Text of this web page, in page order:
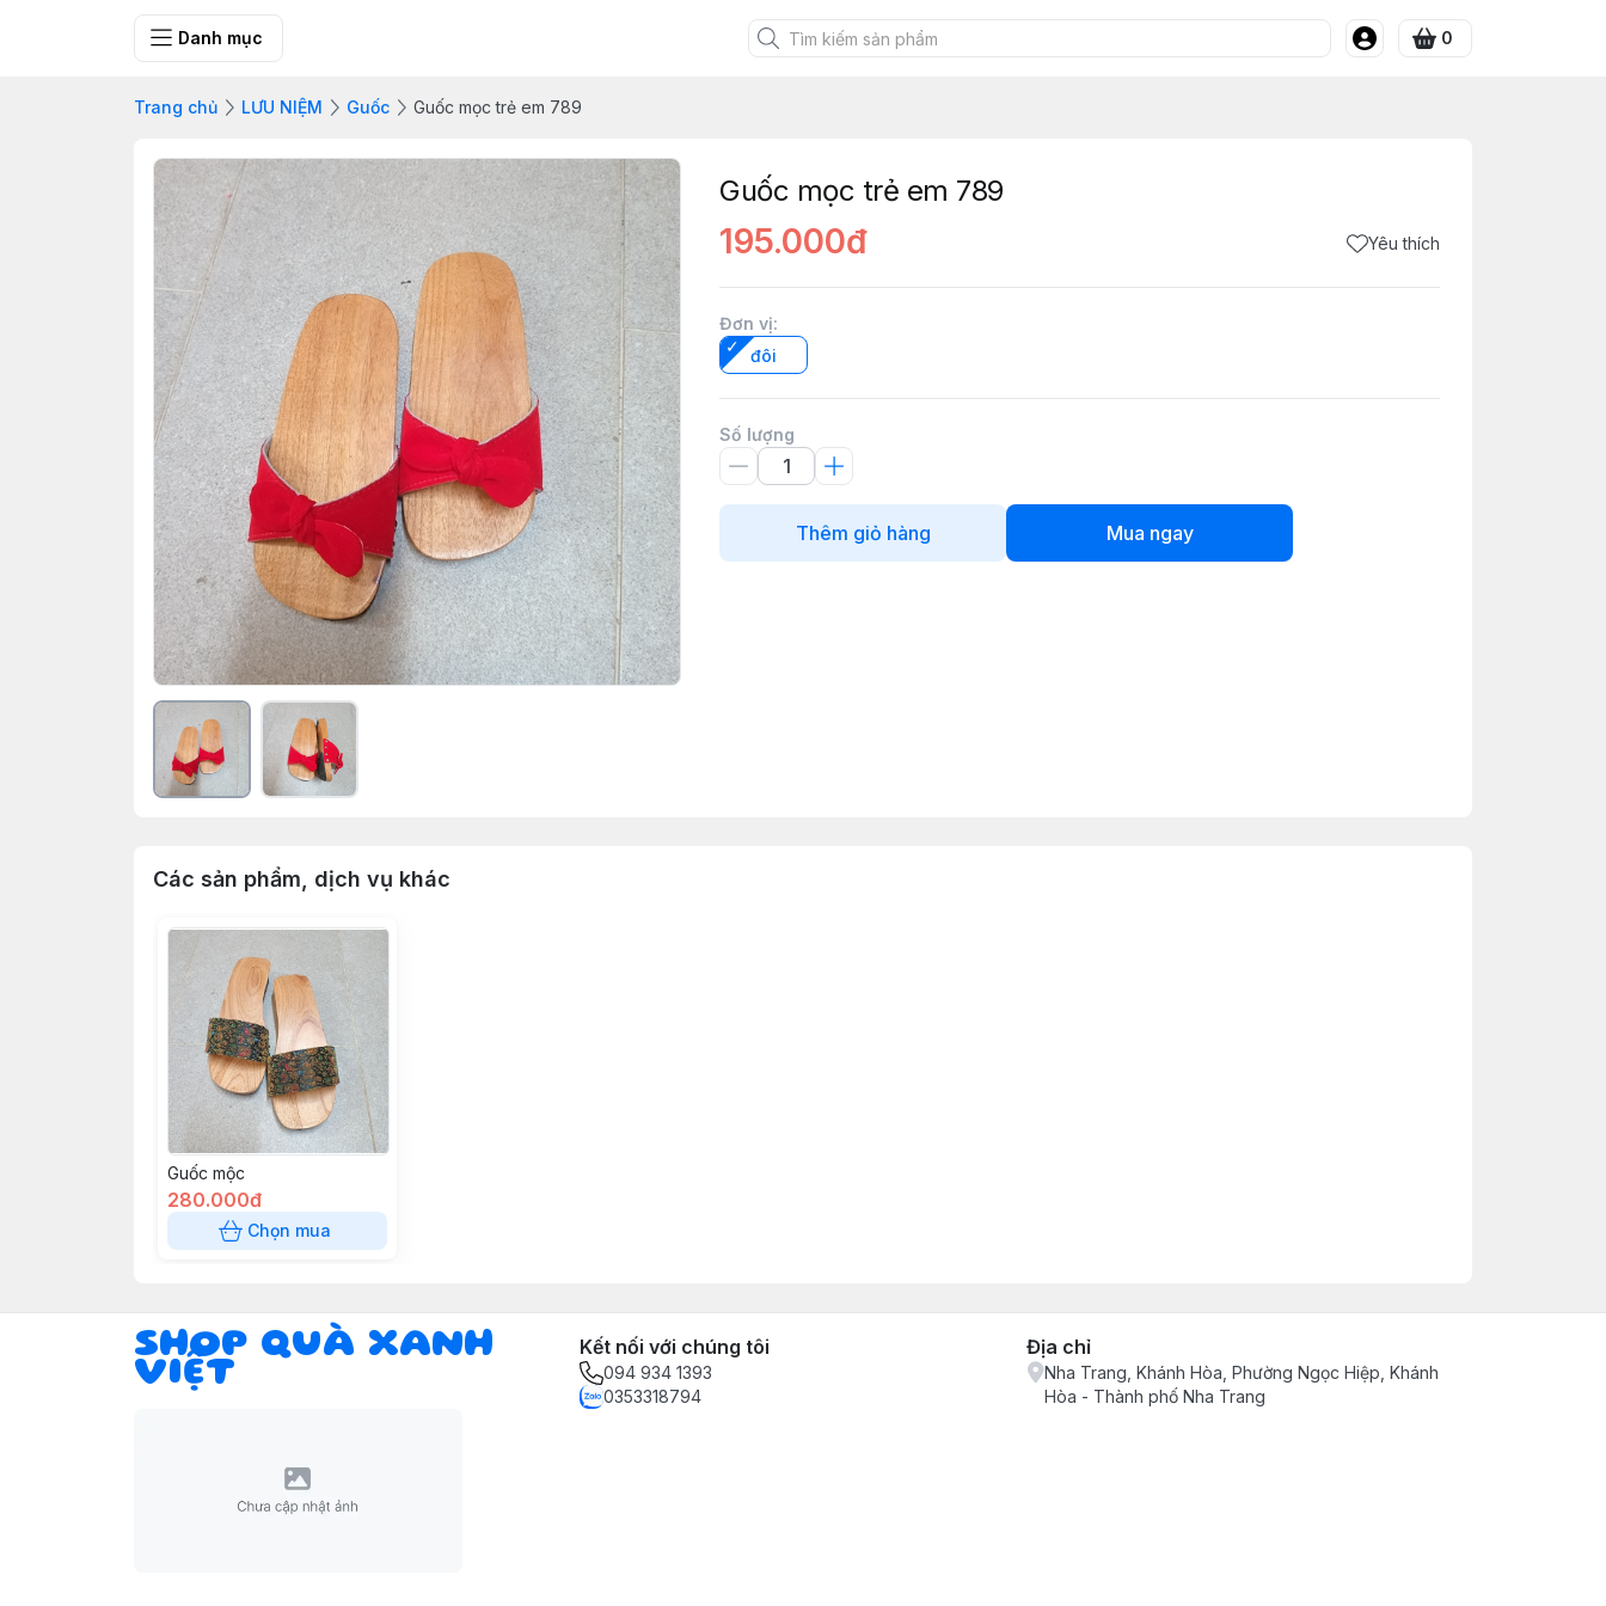
Danh mục 0
Trang chủ LƯU NIỆM Guốc Guốc mọc trẻ em 789
Guốc mọc trẻ em 789
195.000đ Yêu thích
Đơn vị:
đôi
Số lượng
Thêm giỏ hàng Mua ngay
Các sản phẩm, dịch vụ khác
Guốc mộc
280.000đ
Chọn mua
SHOP QUÀ XANH
VIỆT
Kết nối với chúng tôi
094 934 1393
0353318794
Địa chỉ
Nha Trang, Khánh Hòa, Phường Ngọc Hiệp, Khánh
Hòa - Thành phố Nha Trang